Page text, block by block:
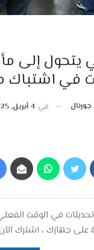
إلى
في اشتباك
في 4 أبريل, 2025
في الوقت
على جهازك ، اشترك